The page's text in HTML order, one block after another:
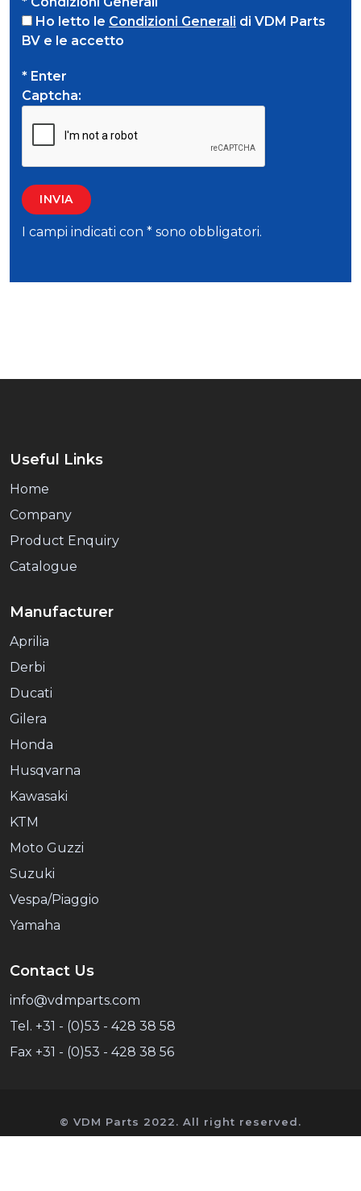
Ho letto le Condizioni Generali di VDM Parts
BV e le accetto
* Enter
Captcha:
I campi indicati con * sono obbligatori.
Useful Links
Home
Company
Product Enquiry
Catalogue
Manufacturer
Aprilia
Derbi
Ducati
Gilera
Honda
Husqvarna
Kawasaki
KTM
Moto Guzzi
Suzuki
Vespa/Piaggio
Yamaha
Contact Us
info@vdmparts.com
Tel. +31 - (0)53 - 428 38 58
Fax +31 - (0)53 - 428 38 56
© VDM Parts 2022. All right reserved.